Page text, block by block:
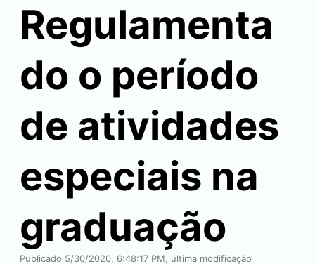
Regulamenta
do o período
de atividades
especiais na
graduação
Publicado 5/30/2020, 6:48:17 PM, última modificação